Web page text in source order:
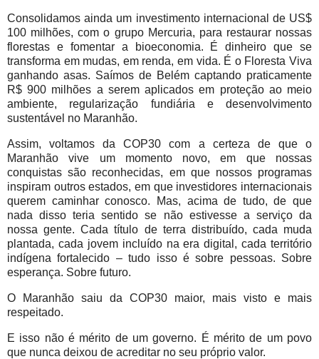
Consolidamos ainda um investimento internacional de US$
100 milhões, com o grupo Mercuria, para restaurar nossas
florestas e fomentar a bioeconomia. É dinheiro que se
transforma em mudas, em renda, em vida. É o Floresta Viva
ganhando asas. Saímos de Belém captando praticamente
R$ 900 milhões a serem aplicados em proteção ao meio
ambiente, regularização fundiária e desenvolvimento
sustentável no Maranhão.
Assim, voltamos da COP30 com a certeza de que o
Maranhão vive um momento novo, em que nossas
conquistas são reconhecidas, em que nossos programas
inspiram outros estados, em que investidores internacionais
querem caminhar conosco. Mas, acima de tudo, de que
nada disso teria sentido se não estivesse a serviço da
nossa gente. Cada título de terra distribuído, cada muda
plantada, cada jovem incluído na era digital, cada território
indígena fortalecido – tudo isso é sobre pessoas. Sobre
esperança. Sobre futuro.
O Maranhão saiu da COP30 maior, mais visto e mais
respeitado.
E isso não é mérito de um governo. É mérito de um povo
que nunca deixou de acreditar no seu próprio valor.